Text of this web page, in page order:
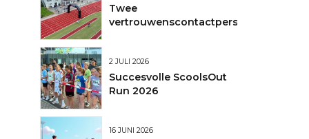
Twee
vertrouwenscontactpersonen
2 JULI 2026
Succesvolle ScoolsOut
Run 2026
16 JUNI 2026